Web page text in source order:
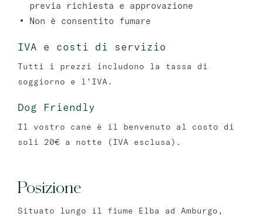
previa richiesta e approvazione
Non è consentito fumare
IVA e costi di servizio
Tutti i prezzi includono la tassa di
soggiorno e l’IVA.
Dog Friendly
Il vostro cane è il benvenuto al costo di
soli 20€ a notte (IVA esclusa).
Posizione
Situato lungo il fiume Elba ad Amburgo,